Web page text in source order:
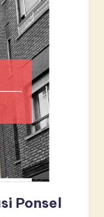
Ponsel